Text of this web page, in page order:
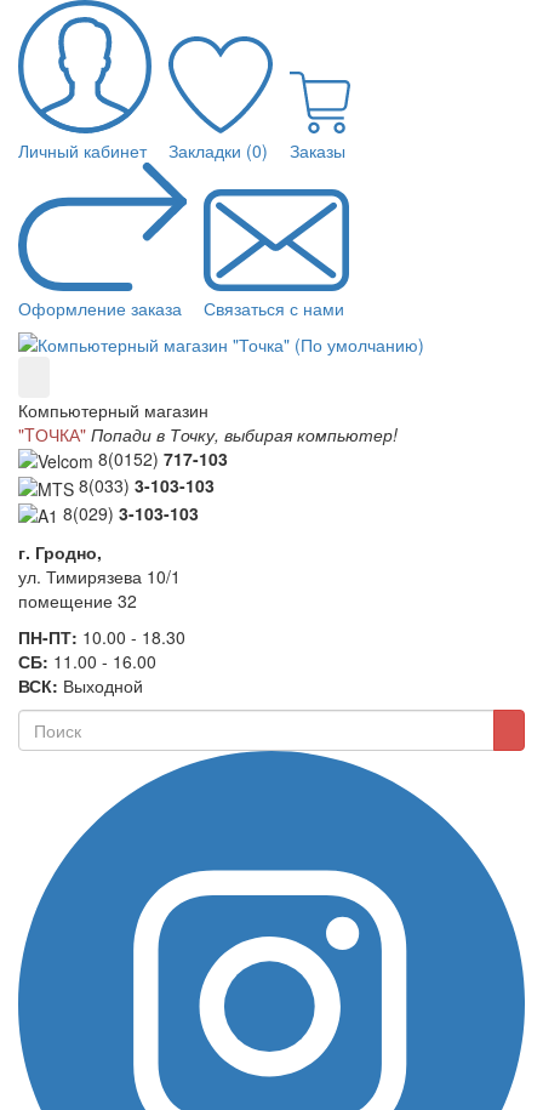
Личный кабинет Закладки (0) Заказы
Оформление заказа Связаться с нами
Компьютерный магазин
"TОЧКА" Попади в Точку, выбирая компьютер!
8(0152) 717-103
8(033) 3-103-103
8(029) 3-103-103
г. Гродно,
ул. Тимирязева 10/1
помещение 32
ПН-ПТ: 10.00 - 18.30
СБ: 11.00 - 16.00
ВСК: Выходной